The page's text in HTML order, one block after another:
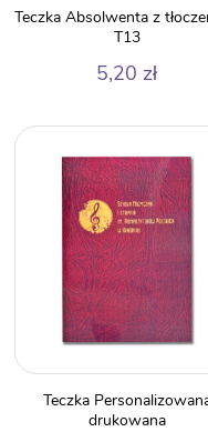
Teczka Absolwenta z
T13
5,20 zł
Teczka
drukowana